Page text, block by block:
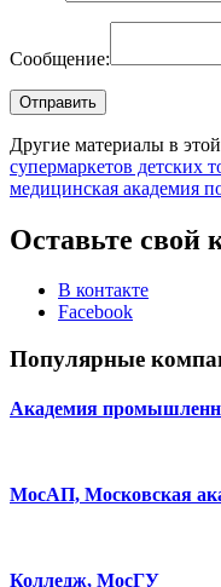
Сообщение:
Другие материалы в
супермаркетов детских
медицинская академия
Оставьте свой
В контакте
Facebook
Популярные
Академия
МосАП, Московская
Колледж, МосГУ